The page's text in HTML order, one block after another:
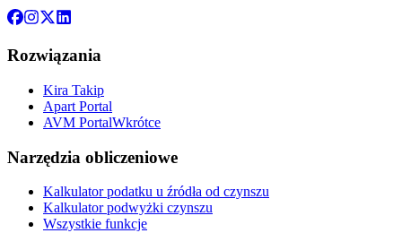
Rozwiązania
Kira Takip
Apart Portal
AVM PortalWkrótce
Narzędzia obliczeniowe
Kalkulator podatku u źródła od czynszu
Kalkulator podwyżki czynszu
Wszystkie funkcje